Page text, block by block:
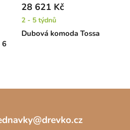
6
Dubová komoda Tossa
28 621 Kč
2 - 5 týdnů
@drevko.cz